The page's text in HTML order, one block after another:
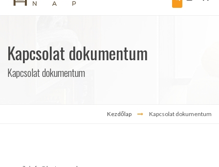
Kapcsolat dokumentum
Kapcsolat dokumentum
Kezdőlap Kapcsolat dokumentum